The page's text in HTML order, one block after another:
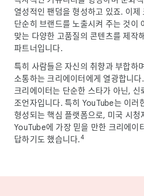
열성적인 팬덤을 형성하고 있죠. 이제
단순히 브랜드를 노출시켜 주는 것이
맞는 다양한 고품질의 콘텐츠를 제작
파트너입니다.
특히 사람들은 자신의 취향과 부합하
소통하는 크리에이터에게 열광합니다.
크리에이터는 단순한 스타가 아닌, 신
조언자입니다. 특히 YouTube는 이러
형성되는 핵심 플랫폼으로, 미국 시청
YouTube에 가장 믿을 만한 크리에이
답하기도 했습니다. 4